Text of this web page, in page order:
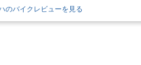
のバイクレビューを見る